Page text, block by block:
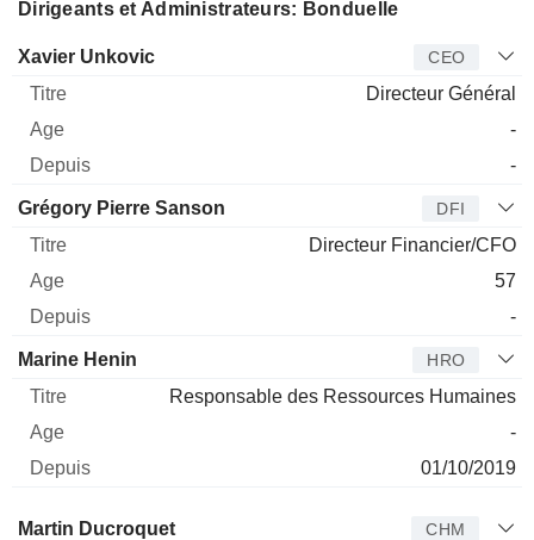
Dirigeants et Administrateurs: Bonduelle
Dirigeant Titre
Xavier Unkovic CEO
Directeur Général
-
-
Grégory Pierre Sanson DFI
Directeur Financier/CFO
57
-
Marine Henin HRO
Responsable des Ressources Humaines
-
01/10/2019
Administrateur Titre
Martin Ducroquet CHM